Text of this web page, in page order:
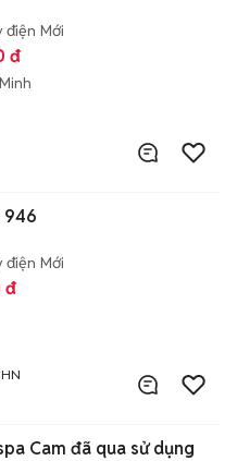
điện Mới
đ
946
điện Mới
đ
Cam đã qua sử dụng